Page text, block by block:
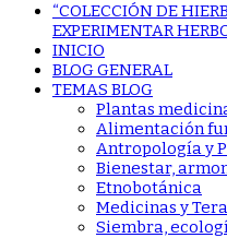
“COLECCIÓN DE
EXPERIMENTAR
INICIO
BLOG GENERAL
TEMAS BLOG
Plantas
Alimentación
Antropología y
Bienestar,
Etnobotánica
Medicinas y
Siembra,